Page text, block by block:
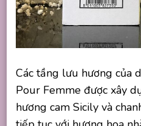
Các tầng lưu hương của
Pour Femme được xây
hương cam Sicily và